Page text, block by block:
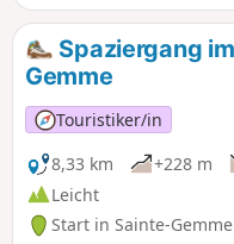
dann am Ufer des Viaur
die Kühle genießen
Spaziergang
Gemme
Touristiker/in
8,33 km
+228 m
Leicht
Start in Sainte-